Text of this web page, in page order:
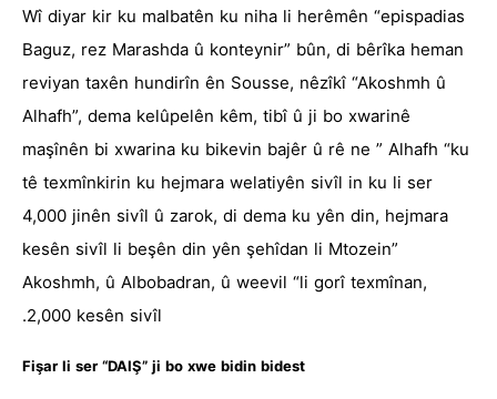
Wî diyar kir ku malbatên ku niha li herêmên “epispadias
Baguz, rez Marashda û konteynir” bûn, di bêrîka heman
reviyan taxên hundirîn ên Sousse, nêzîkî “Akoshmh û
Alhafh”, dema kelûpelên kêm, tibî û ji bo xwarinê
maşînên bi xwarina ku bikevin bajêr û rê ne ” Alhafh “ku
tê texmînkirin ku hejmara welatiyên sivîl in ku li ser
4,000 jinên sivîl û zarok, di dema ku yên din, hejmara
kesên sivîl li beşên din yên şehîdan li Mtozein”
Akoshmh, û Albobadran, û weevil “li gorî texmînan,
2,000 kesên sivîl.
Fişar li ser “DAIŞ” ji bo xwe bidin bidest